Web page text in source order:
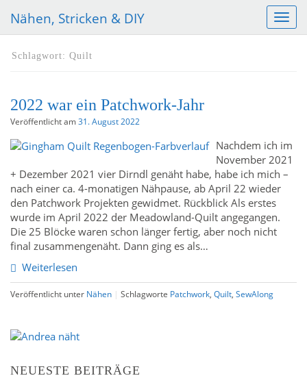
S
c
v
i
g
Nähen, Stricken & DIY
Schlagwort: Quilt
2022 war ein Patchwork-Jahr
Veröffentlicht am31. August 2022
Nachdem ich im
November 2021
+ Dezember 2021 vier Dirndl genäht habe, habe ich mich –
nach einer ca. 4-monatigen Nähpause, ab April 22 wieder
den Patchwork Projekten gewidmet. Rückblick Als erstes
wurde im April 2022 der Meadowland-Quilt angegangen.
Die 25 Blöcke waren schon länger fertig, aber noch nicht
final zusammengenäht. Dann ging es als…
Weiterlesen
Veröffentlicht unter Nähen | Schlagworte Patchwork, Quilt, SewAlong
NEUESTE BEITRÄGE